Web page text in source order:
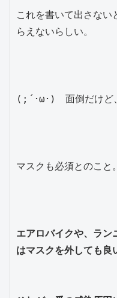
これを書いて出さない
らえないらしい。
(;´･ω･)　面倒だけど
マスクも必須とのこと。
エアロバイクや、ラン
はマスクを外しても良